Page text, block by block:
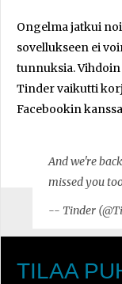
Ongelma jatkui
sovellukseen ei
tunnuksia.
Tinder vaikutti
Facebookin
And we're
missed you
-- Tinder
TILAA